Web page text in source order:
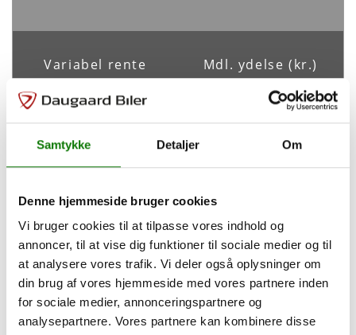
Samtykke Detaljer Om
Denne hjemmeside bruger cookies
Vi bruger cookies til at tilpasse vores indhold og
annoncer, til at vise dig funktioner til sociale medier og til
at analysere vores trafik. Vi deler også oplysninger om
din brug af vores hjemmeside med vores partnere inden
for sociale medier, annonceringspartnere og
analysepartnere. Vores partnere kan kombinere disse
Ja
Antal døre Farve
Karosseri
Van
Rummelighed og mål
Variabel rente
3,99%
Mdl. ydelse (kr.)
2.336
Tilpas din finansiering
Udbetaling 53.970
Løbetid 72måneder
Saml. kreditbeløb
125.930 kr.